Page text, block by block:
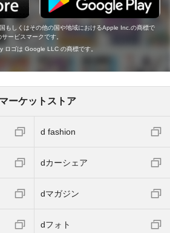
もしくはその他の国や地域におけるApple Inc.の商標で
ービスマークです。
ゴは Google LLC の商標です。
ーケットストア
d fashion
dカーシェア
dマガジン
dフォト